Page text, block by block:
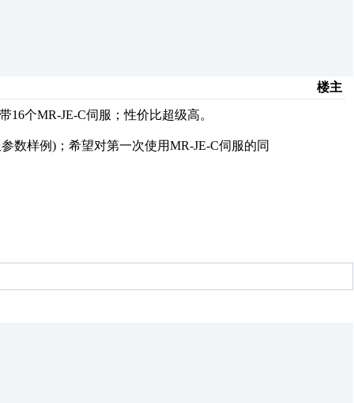
楼主
个MR-JE-C伺服；性价比超级高。
数样例)；希望对第一次使用MR-JE-C伺服的同